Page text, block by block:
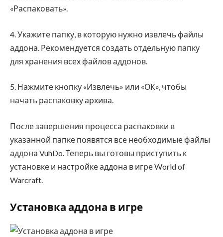
«Распаковать».
4. Укажите папку, в которую нужно извлечь файлы
аддона. Рекомендуется создать отдельную папку
для хранения всех файлов аддонов.
5. Нажмите кнопку «Извлечь» или «ОК», чтобы
начать распаковку архива.
После завершения процесса распаковки в
указанной папке появятся все необходимые файлы
аддона VuhDo. Теперь вы готовы приступить к
установке и настройке аддона в игре World of
Warcraft.
Установка аддона в игре